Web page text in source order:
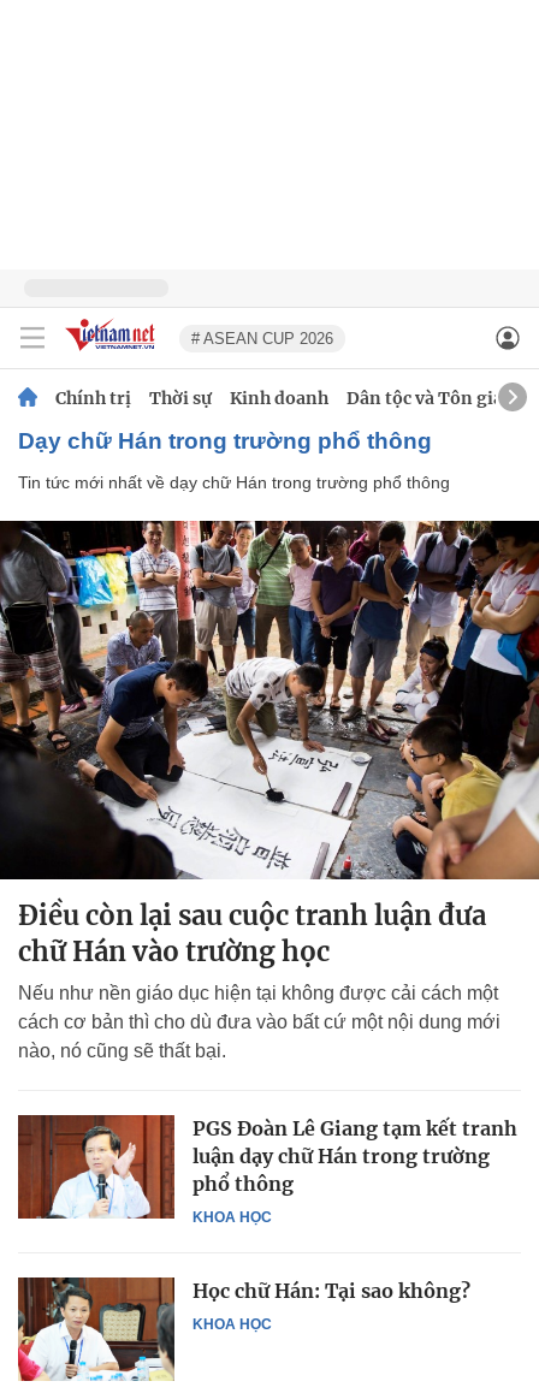
# ASEAN CUP 2026
Chính trị Thời sự Kinh doanh Dân tộc và Tôn giáo
dạy chữ Hán trong trường phổ thông
Tin tức mới nhất về dạy chữ Hán trong trường phổ thông
Điều còn lại sau cuộc tranh luận đưa
chữ Hán vào trường học
Nếu như nền giáo dục hiện tại không được cải cách một
cách cơ bản thì cho dù đưa vào bất cứ một nội dung mới
nào, nó cũng sẽ thất bại.
KHOA HỌC
PGS Đoàn Lê Giang tạm kết tranh
luận dạy chữ Hán trong trường
phổ thông
KHOA HỌC
Học chữ Hán: Tại sao không?